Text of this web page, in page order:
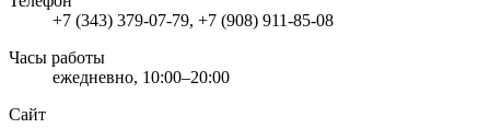
+7 (343) 379-07-79, +7 (908) 911-85-08
Часы работы
ежедневно, 10:00–20:00
Сайт